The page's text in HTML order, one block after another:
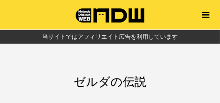
当サイトではアフィリエイト広告を利用しています
ゼルダの伝説